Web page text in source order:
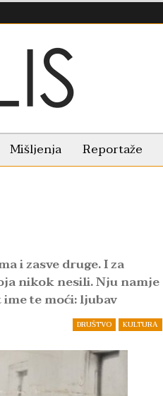
Mišljenja Reportaže
i zasve druge. I za
nikok nesili. Nju namje
te moći: ljubav
DRUŠTVO KULTURA